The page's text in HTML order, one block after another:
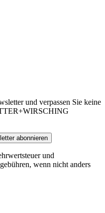
und verpassen Sie keine
abonnieren
und
wenn nicht anders